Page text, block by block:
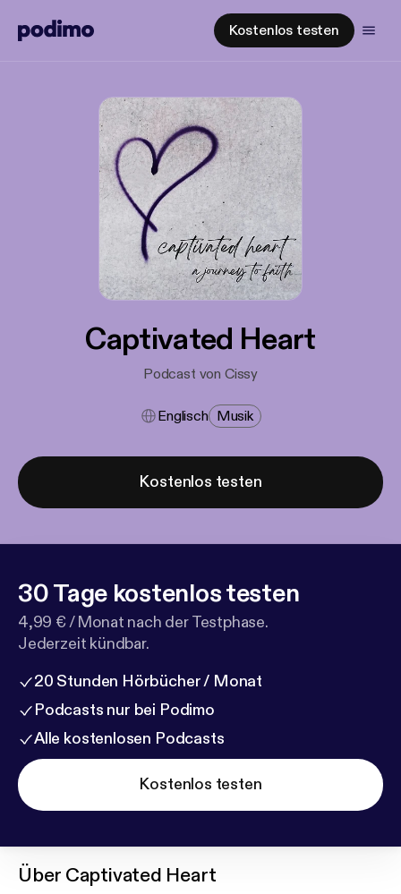
Kostenlos testen
Captivated Heart
Podcast von Cissy
Englisch Musik
Kostenlos testen
30 Tage kostenlos testen
4,99 € / Monat nach der Testphase.
Jederzeit kündbar.
20 Stunden Hörbücher / Monat
Podcasts nur bei Podimo
Alle kostenlosen Podcasts
Kostenlos testen
Über Captivated Heart